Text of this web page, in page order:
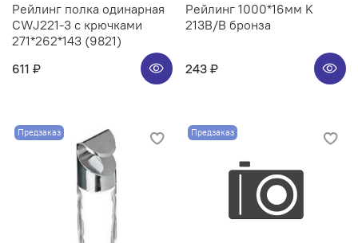
Рейлинг полка одинарная
CWJ221-3 с крючками
271*262*143 (9821)
611 ₽
Рейлинг 1000*16мм K
213B/B бронза
243 ₽
Предзаказ Предзаказ